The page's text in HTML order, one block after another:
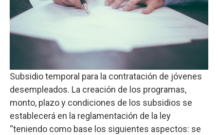
Subsidio temporal para la contratación de jóvenes
desempleados. La creación de los programas,
monto, plazo y condiciones de los subsidios se
establecerá en la reglamentación de la ley
“teniendo como base los siguientes aspectos: se